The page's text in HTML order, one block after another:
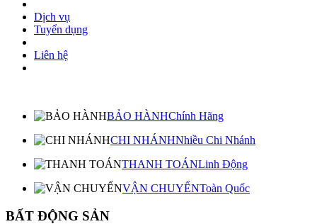
Dịch vụ
Tuyển dụng
Liên hệ
BẢO HÀNHChính Hãng
CHI NHÁNHNhiều Chi Nhánh
THANH TOÁNLinh Động
VẬN CHUYỂNToàn Quốc
BẤT ĐỘNG SẢN